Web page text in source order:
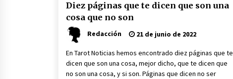
Diez páginas que te dicen que son una
cosa que no son
Redacción 21 de junio de 2022
En Tarot Noticias hemos encontrado diez páginas que te
dicen que son una cosa, mejor dicho, que te dicen que
no son una cosa, y si son. Páginas que dicen no ser